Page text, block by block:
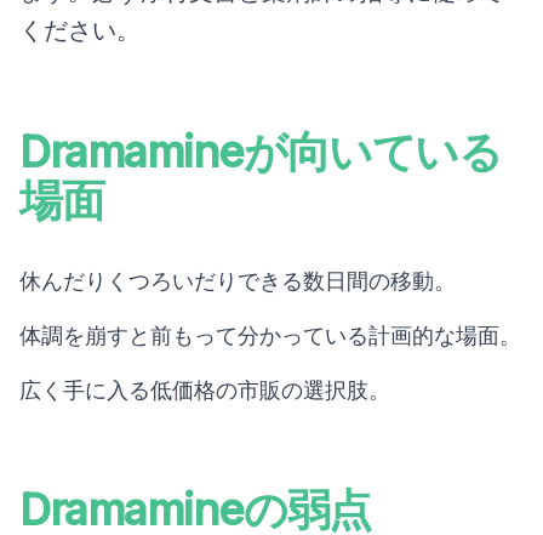
ください。
Dramamineが向いている
場面
休んだりくつろいだりできる数日間の移動。
体調を崩すと前もって分かっている計画的な場面。
広く手に入る低価格の市販の選択肢。
Dramamineの弱点